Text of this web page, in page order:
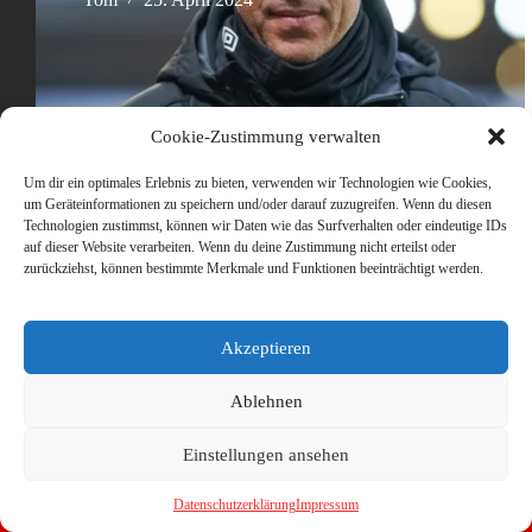
Cookie-Zustimmung verwalten
Um dir ein optimales Erlebnis zu bieten, verwenden wir Technologien wie Cookies,
um Geräteinformationen zu speichern und/oder darauf zuzugreifen. Wenn du diesen
Technologien zustimmst, können wir Daten wie das Surfverhalten oder eindeutige IDs
auf dieser Website verarbeiten. Wenn du deine Zustimmung nicht erteilst oder
zurückziehst, können bestimmte Merkmale und Funktionen beeinträchtigt werden.
Akzeptieren
Ablehnen
Einstellungen ansehen
DatenschutzerklärungImpressum